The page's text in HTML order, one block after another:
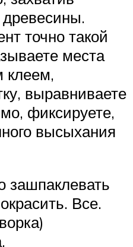
древесины.
точно такой
места
клеем,
выравниваете
фиксируете,
высыхания
зашпаклевать
Все.